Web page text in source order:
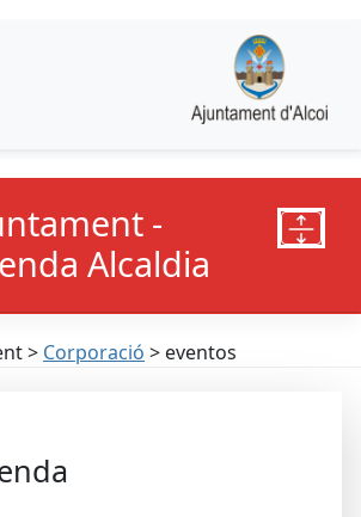
-
Alcaldia
> Corporació > eventos